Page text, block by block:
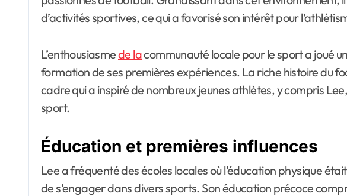
d’activités sportives, ce qui a favorisé son intérêt pour
L’enthousiasmede lacommunauté locale pour le sport a joué
formation de ses premières expériences. La riche histoire du
cadre qui a inspiré de nombreux jeunes athlètes, y compris
sport.
Éducation et premières influences
Lee a fréquenté des écoles locales où l’éducation physique
de s’engager dans divers sports. Son éducation précoce